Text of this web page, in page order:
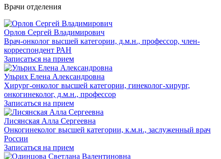
Врачи отделения
Орлов Сергей Владимирович
Врач-онколог высшей категории, д.м.н., профессор, член-
корреспондент РАН
Записаться на прием
Ульрих Елена Александровна
Хирург-онколог высшей категории, гинеколог-хирург,
онкогинеколог, д.м.н., профессор
Записаться на прием
Лисянская Алла Сергеевна
Онкогинеколог высшей категории, к.м.н., заслуженный врач
России
Записаться на прием